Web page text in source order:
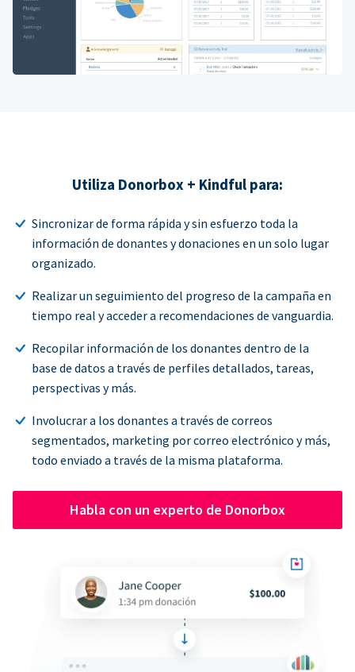
Utiliza Donorbox + Kindful para:
Sincronizar de forma rápida y sin esfuerzo toda la
información de donantes y donaciones en un solo lugar
organizado.
Realizar un seguimiento del progreso de la campaña en
tiempo real y acceder a recomendaciones de vanguardia.
Recopilar información de los donantes dentro de la
base de datos a través de perfiles detallados, tareas,
perspectivas y más.
Involucrar a los donantes a través de correos
segmentados, marketing por correo electrónico y más,
todo enviado a través de la misma plataforma.
Habla con un experto de Donorbox